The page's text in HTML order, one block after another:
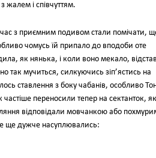
і співчуттям.
з приємним подивом стали помічати,
чомусь їй припало до вподоби оте
як нянька, і коли воно мекало,
так мучиться, силкуючись зіп’ястись на
ставлення з боку чабанів, особливо
переносили тепер на сектанток,
відповідали мовчанкою або
ще дужче насуплювались: